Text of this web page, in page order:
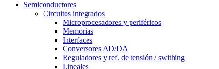
Semiconductores
Circuitos integrados
Microprocesadores y periféricos
Memorias
Interfaces
Conversores AD/DA
Reguladores y ref. de tensión / swithing
Lineales